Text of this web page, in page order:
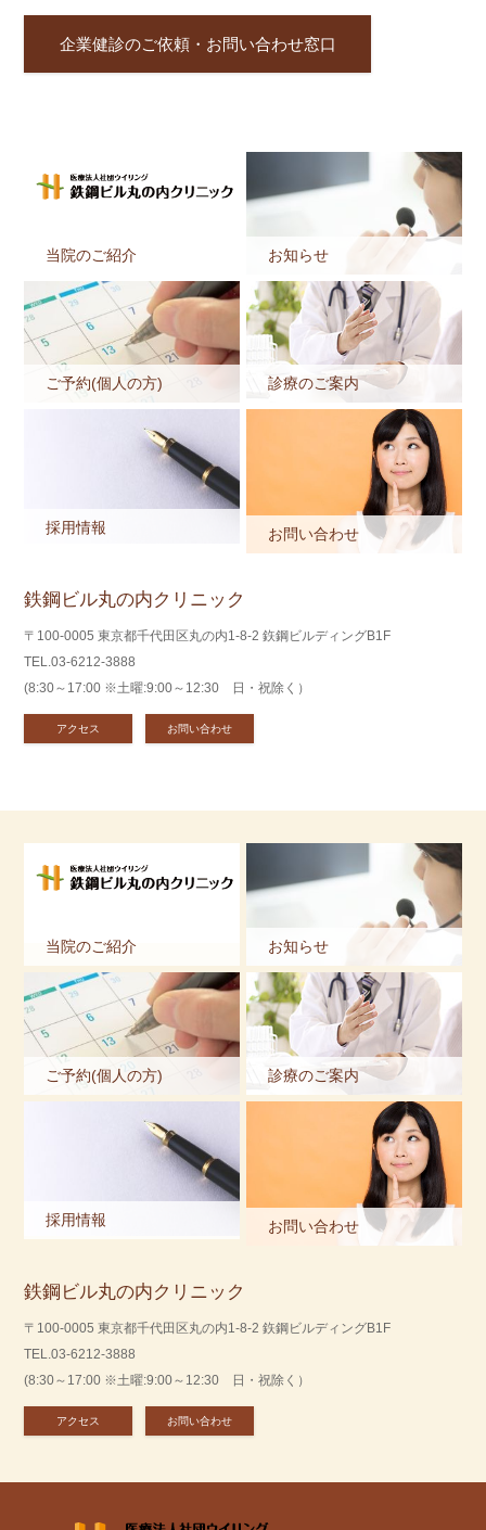
企業健診のご依頼・お問い合わせ窓口
当院のご紹介 お知らせ
ご予約(個人の方) 診療のご案内
採用情報 お問い合わせ
鉄鋼ビル丸の内クリニック
〒100-0005 東京都千代田区丸の内1-8-2 鉃鋼ビルディングB1F
TEL.03-6212-3888
(8:30～17:00 ※土曜:9:00～12:30 日・祝除く）
アクセス お問い合わせ
当院のご紹介 お知らせ
ご予約(個人の方) 診療のご案内
採用情報 お問い合わせ
鉄鋼ビル丸の内クリニック
〒100-0005 東京都千代田区丸の内1-8-2 鉃鋼ビルディングB1F
TEL.03-6212-3888
(8:30～17:00 ※土曜:9:00～12:30 日・祝除く）
アクセス お問い合わせ